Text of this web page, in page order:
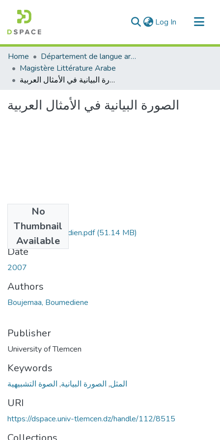
Log In (current)
Communities & Collections
All of DSpace
Statistics
Home
Département de langue arabe
Magistère Littérature Arabe
الصورة البيانية في الأمثال العربية
الصورة البيانية في الأمثال العربية
No
Thumbnail
Available
boujemaa-boumedien.pdf(51.14 MB)
Date
2007
Authors
Boujemaa, Boumediene
Publisher
University of Tlemcen
Keywords
المثل, الصورة البيانية, الصوة التشبيهية
URI
https://dspace.univ-tlemcen.dz/handle/112/8515